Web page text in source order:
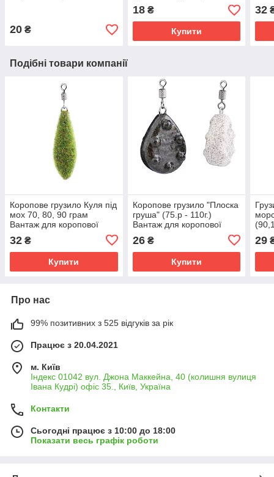
20 ₴
18₴
Купити
32
Подібні товари компанії
Коропове грузило Куля під
мох 70, 80, 90 грам
Вантаж для коропової
риболовлі Куля)
32 ₴
Купити
Коропове грузило "Плоска
груша" (75.р - 110г.)
Вантаж для коропової
26₴
Купити
29
Про нас
99% позитивних з 525 відгуків за рік
Працює з 20.04.2021
м. Київ
Індекс 01042 вул. Джона Маккейна, 40 (колишня вулиця
Івана Кудрі) офіс 35., Київ, Україна
Контакти
Сьогодні працює з 10:00 до 18:00
Показати весь графік роботи